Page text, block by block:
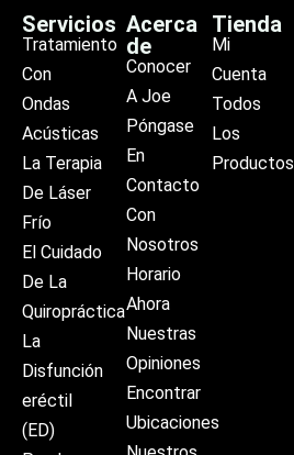
Servicios
Tratamiento
Con
Ondas
Acústicas
La Terapia
De Láser
Frío
El Cuidado
De La
Quiropráctica
La
Disfunción
eréctil
(ED)
Acerca
de
Conocer
A Joe
Póngase
En
Contacto
Con
Nosotros
Horario
Ahora
Nuestras
Opiniones
Encontrar
Ubicaciones
Tienda
Mi
Cuenta
Todos
Los
Productos